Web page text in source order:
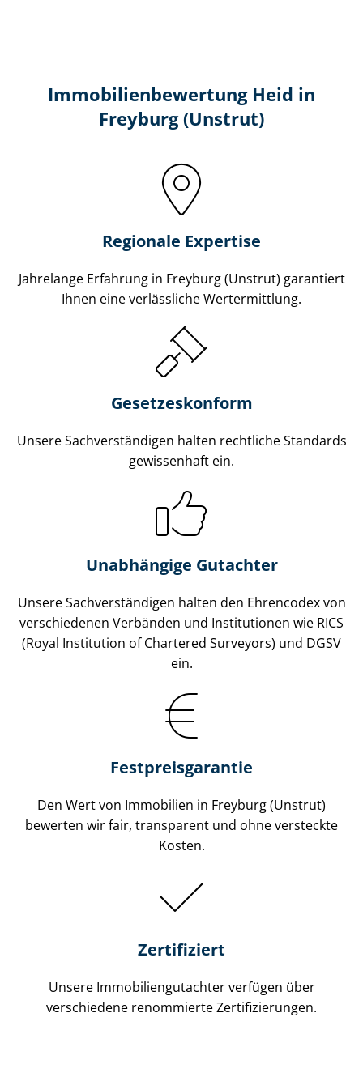
Immobilien­bewertung Heid in
Freyburg (Unstrut)
Regionale Expertise
Jahrelange Erfahrung in Freyburg (Unstrut) garantiert
Ihnen eine verlässliche Wertermittlung.
Gesetzes­konform
Unsere Sach­ver­stän­di­gen halten rechtliche Standards
gewissenhaft ein.
Unabhängige Gutachter
Unsere Sach­ver­stän­di­gen halten den Ehrencodex von
verschiedenen Verbänden und Institutionen wie RICS
(Royal Institution of Chartered Surveyors) und DGSV
ein.
Festpreis​garantie
Den Wert von Immobilien in Freyburg (Unstrut)
bewerten wir fair, transparent und ohne versteckte
Kosten.
Zertifiziert
Unsere Immobilien­gutachter verfügen über
verschiedene renommierte Zer­ti­fi­zie­run­gen.